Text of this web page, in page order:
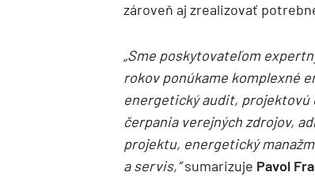
zároveň aj zrealizovať
„Sme poskytovateľom
rokov ponúkame komplexné
energetický audit,
čerpania verejných zdrojov,
projektu, energetický
a servis,“sumarizuje Pavol